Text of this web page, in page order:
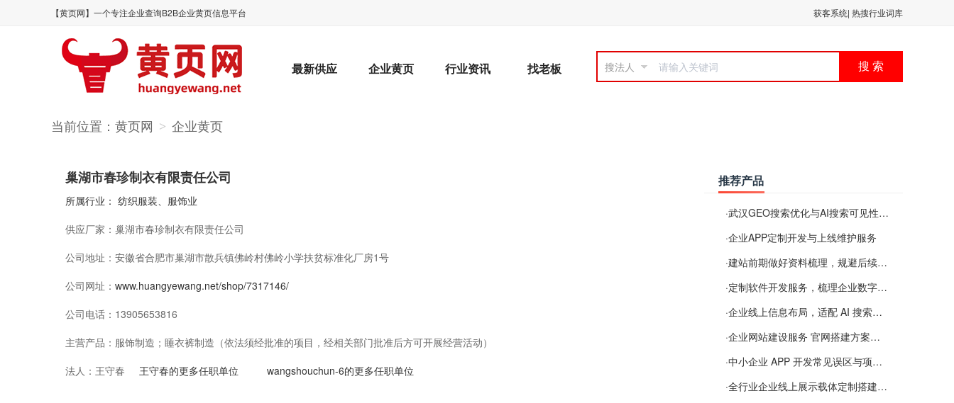
【黄页网】一个专注企业查询B2B企业黄页信息平台 获客系统| 热搜行业词库
最新供应 企业黄页 行业资讯 找老板 搜法人 搜 索
当前位置： 黄页网 > 企业黄页
巢湖市春珍制衣有限责任公司
所属行业： 纺织服装、服饰业
供应厂家： 巢湖市春珍制衣有限责任公司
公司地址： 安徽省合肥市巢湖市散兵镇佛岭村佛岭小学扶贫标准化厂房1号
公司网址： www.huangyewang.net/shop/7317146/
公司电话： 13905653816
主营产品： 服饰制造；睡衣裤制造（依法须经批准的项目，经相关部门批准后方可开展经营活动）
法人： 王守春 王守春的更多任职单位 wangshouchun-6的更多任职单位
推荐产品
·武汉GEO搜索优化与AI搜索可见性服务
·企业APP定制开发与上线维护服务
·建站前期做好资料梳理，规避后续各类使用难题
·定制软件开发服务，梳理企业数字化落地常见难点
·企业线上信息布局，适配 AI 搜索需要留意这些要点
·企业网站建设服务 官网搭建方案经验分享
·中小企业 APP 开发常见误区与项目规划实用经验
·全行业企业线上展示载体定制搭建服务